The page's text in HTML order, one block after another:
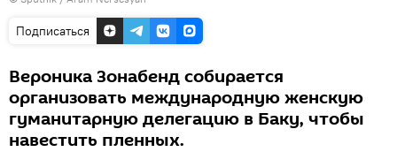
Подписаться
Вероника Зонабенд собирается
организовать международную женскую
гуманитарную делегацию в Баку, чтобы
навестить пленных.